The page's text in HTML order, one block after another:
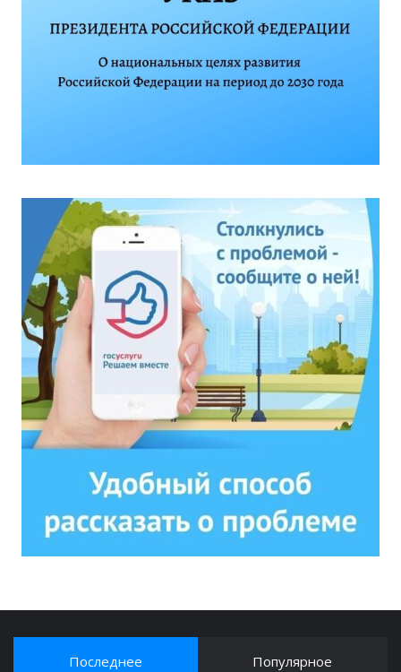
Последнее Популярное